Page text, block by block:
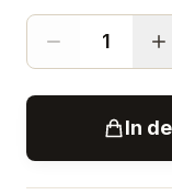
1
In